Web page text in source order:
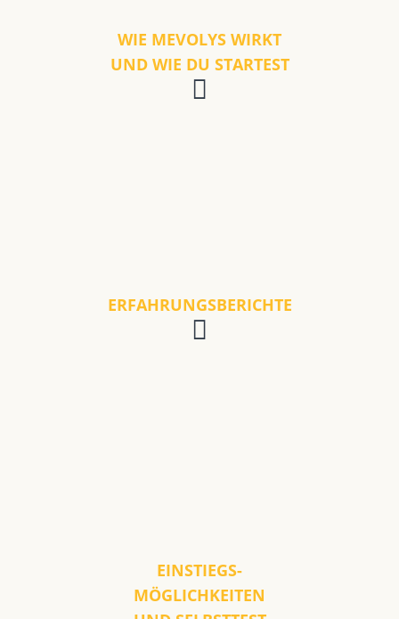
WIE MEVOLYS WIRKT
UND WIE DU STARTEST
ERFAHRUNGSBERICHTE
EINSTIEGS-
MÖGLICHKEITEN